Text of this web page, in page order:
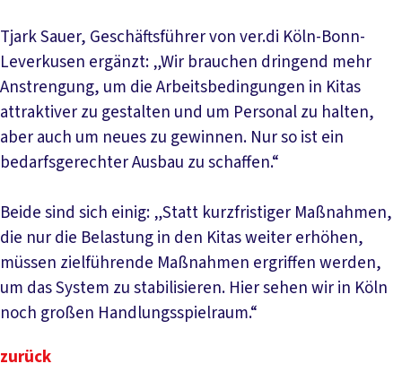
Tjark Sauer, Geschäftsführer von ver.di Köln-Bonn-
Leverkusen ergänzt: „Wir brauchen dringend mehr
Anstrengung, um die Arbeitsbedingungen in Kitas
attraktiver zu gestalten und um Personal zu halten,
aber auch um neues zu gewinnen. Nur so ist ein
bedarfsgerechter Ausbau zu schaffen.“
Beide sind sich einig: „Statt kurzfristiger Maßnahmen,
die nur die Belastung in den Kitas weiter erhöhen,
müssen zielführende Maßnahmen ergriffen werden,
um das System zu stabilisieren. Hier sehen wir in Köln
noch großen Handlungsspielraum.“
zurück